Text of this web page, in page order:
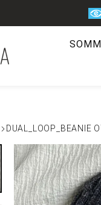
DUAL_LOOP_BEANIE